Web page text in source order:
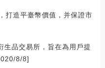
打造平臺幣價值，并保證市
生品交易所，旨在為用戶提
8/8]